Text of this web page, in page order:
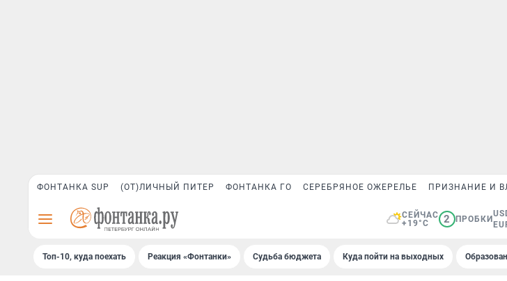
ФОНТАНКА SUP (ОТ)ЛИЧНЫЙ ПИТЕР ФОНТАНКА ГО СЕРЕБРЯНОЕ ОЖЕРЕЛЬЕ ПРИЗНАНИЕ И
СЕЙЧАС
+19°C
2 ПРОБКИ
Топ-10, куда поехать Реакция «Фонтанки» Судьба бюджета Куда пойти на выходных